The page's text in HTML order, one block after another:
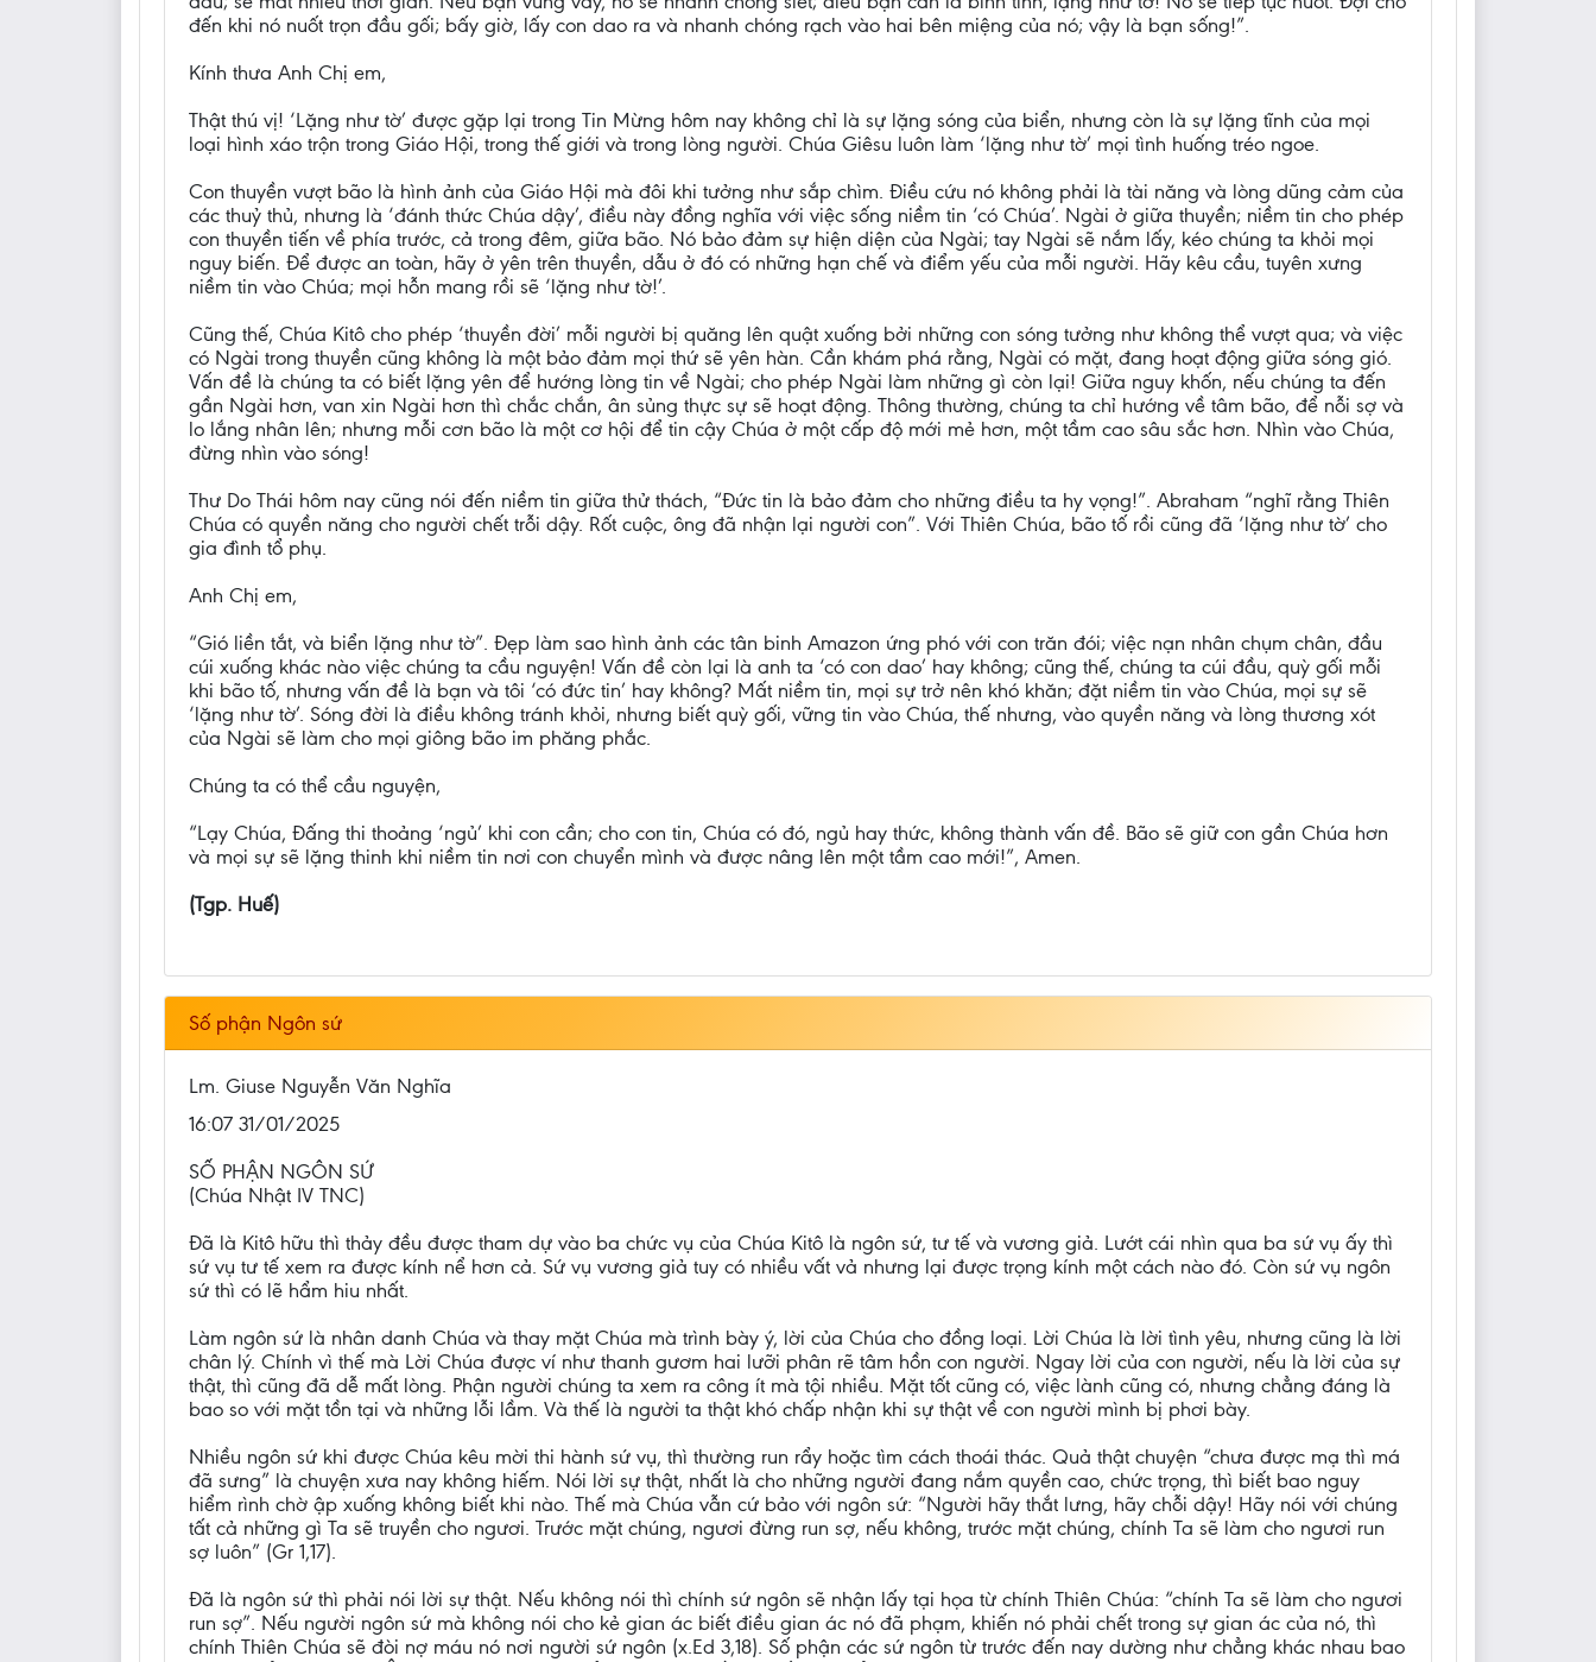
đến khi nó nuốt trọn đầu gối; bấy giờ, lấy con dao ra và nhanh chóng rạch vào hai bên miệng của nó; vậy là bạn sống!”.
Kính thưa Anh Chị em,
Thật thú vị! ‘Lặng như tờ’ được gặp lại trong Tin Mừng hôm nay không chỉ là sự lặng sóng của biển, nhưng còn là sự lặng tĩnh của mọi
loại hình xáo trộn trong Giáo Hội, trong thế giới và trong lòng người. Chúa Giêsu luôn làm ‘lặng như tờ’ mọi tình huống tréo ngoe.
Con thuyền vượt bão là hình ảnh của Giáo Hội mà đôi khi tưởng như sắp chìm. Điều cứu nó không phải là tài năng và lòng dũng cảm của
các thuỷ thủ, nhưng là ‘đánh thức Chúa dậy’, điều này đồng nghĩa với việc sống niềm tin ‘có Chúa’. Ngài ở giữa thuyền; niềm tin cho phép
con thuyền tiến về phía trước, cả trong đêm, giữa bão. Nó bảo đảm sự hiện diện của Ngài; tay Ngài sẽ nắm lấy, kéo chúng ta khỏi mọi
nguy biến. Để được an toàn, hãy ở yên trên thuyền, dẫu ở đó có những hạn chế và điểm yếu của mỗi người. Hãy kêu cầu, tuyên xưng
niềm tin vào Chúa; mọi hỗn mang rồi sẽ ‘lặng như tờ!’.
Cũng thế, Chúa Kitô cho phép ‘thuyền đời’ mỗi người bị quăng lên quật xuống bởi những con sóng tưởng như không thể vượt qua; và việc
có Ngài trong thuyền cũng không là một bảo đảm mọi thứ sẽ yên hàn. Cần khám phá rằng, Ngài có mặt, đang hoạt động giữa sóng gió.
Vấn đề là chúng ta có biết lặng yên để hướng lòng tin về Ngài; cho phép Ngài làm những gì còn lại! Giữa nguy khốn, nếu chúng ta đến
gần Ngài hơn, van xin Ngài hơn thì chắc chắn, ân sủng thực sự sẽ hoạt động. Thông thường, chúng ta chỉ hướng về tâm bão, để nỗi sợ và
lo lắng nhân lên; nhưng mỗi cơn bão là một cơ hội để tin cậy Chúa ở một cấp độ mới mẻ hơn, một tầm cao sâu sắc hơn. Nhìn vào Chúa,
đừng nhìn vào sóng!
Thư Do Thái hôm nay cũng nói đến niềm tin giữa thử thách, “Đức tin là bảo đảm cho những điều ta hy vọng!”. Abraham “nghĩ rằng Thiên
Chúa có quyền năng cho người chết trỗi dậy. Rốt cuộc, ông đã nhận lại người con”. Với Thiên Chúa, bão tố rồi cũng đã ‘lặng như tờ’ cho
gia đình tổ phụ.
Anh Chị em,
“Gió liền tắt, và biển lặng như tờ”. Đẹp làm sao hình ảnh các tân binh Amazon ứng phó với con trăn đói; việc nạn nhân chụm chân, đầu
cúi xuống khác nào việc chúng ta cầu nguyện! Vấn đề còn lại là anh ta ‘có con dao’ hay không; cũng thế, chúng ta cúi đầu, quỳ gối mỗi
khi bão tố, nhưng vấn đề là bạn và tôi ‘có đức tin’ hay không? Mất niềm tin, mọi sự trở nên khó khăn; đặt niềm tin vào Chúa, mọi sự sẽ
‘lặng như tờ’. Sóng đời là điều không tránh khỏi, nhưng biết quỳ gối, vững tin vào Chúa, thế nhưng, vào quyền năng và lòng thương xót
của Ngài sẽ làm cho mọi giông bão im phăng phắc.
Chúng ta có thể cầu nguyện,
“Lạy Chúa, Đấng thi thoảng ‘ngủ’ khi con cần; cho con tin, Chúa có đó, ngủ hay thức, không thành vấn đề. Bão sẽ giữ con gần Chúa hơn
và mọi sự sẽ lặng thinh khi niềm tin nơi con chuyển mình và được nâng lên một tầm cao mới!”, Amen.
(Tgp. Huế)
Số phận Ngôn sứ
Lm. Giuse Nguyễn Văn Nghĩa
16:07 31/01/2025
SỐ PHẬN NGÔN SỨ
(Chúa Nhật IV TNC)
Đã là Kitô hữu thì thảy đều được tham dự vào ba chức vụ của Chúa Kitô là ngôn sứ, tư tế và vương giả. Lướt cái nhìn qua ba sứ vụ ấy thì
sứ vụ tư tế xem ra được kính nể hơn cả. Sứ vụ vương giả tuy có nhiều vất vả nhưng lại được trọng kính một cách nào đó. Còn sứ vụ ngôn
sứ thì có lẽ hẩm hiu nhất.
Làm ngôn sứ là nhân danh Chúa và thay mặt Chúa mà trình bày ý, lời của Chúa cho đồng loại. Lời Chúa là lời tình yêu, nhưng cũng là lời
chân lý. Chính vì thế mà Lời Chúa được ví như thanh gươm hai lưỡi phân rẽ tâm hồn con người. Ngay lời của con người, nếu là lời của sự
thật, thì cũng đã dễ mất lòng. Phận người chúng ta xem ra công ít mà tội nhiều. Mặt tốt cũng có, việc lành cũng có, nhưng chẳng đáng là
bao so với mặt tồn tại và những lỗi lầm. Và thế là người ta thật khó chấp nhận khi sự thật về con người mình bị phơi bày.
Nhiều ngôn sứ khi được Chúa kêu mời thi hành sứ vụ, thì thường run rẩy hoặc tìm cách thoái thác. Quả thật chuyện “chưa được mạ thì má
đã sưng” là chuyện xưa nay không hiếm. Nói lời sự thật, nhất là cho những người đang nắm quyền cao, chức trọng, thì biết bao nguy
hiểm rình chờ ập xuống không biết khi nào. Thế mà Chúa vẫn cứ bảo với ngôn sứ: “Người hãy thắt lưng, hãy chỗi dậy! Hãy nói với chúng
tất cả những gì Ta sẽ truyền cho ngươi. Trước mặt chúng, ngươi đừng run sợ, nếu không, trước mặt chúng, chính Ta sẽ làm cho ngươi run
sợ luôn” (Gr 1,17).
Đã là ngôn sứ thì phải nói lời sự thật. Nếu không nói thì chính sứ ngôn sẽ nhận lấy tại họa từ chính Thiên Chúa: “chính Ta sẽ làm cho ngươi
run sợ”. Nếu người ngôn sứ mà không nói cho kẻ gian ác biết điều gian ác nó đã phạm, khiến nó phải chết trong sự gian ác của nó, thì
chính Thiên Chúa sẽ đòi nợ máu nó nơi người sứ ngôn (x.Ed 3,18). Số phận các sứ ngôn từ trước đến nay dường như chẳng khác nhau bao